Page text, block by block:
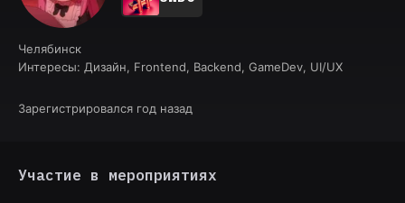
4
7
9
Челябинск
Интересы: Дизайн, Frontend, Backend, GameDev, UI/UX
Зарегистрировался год назад
Участие в мероприятиях